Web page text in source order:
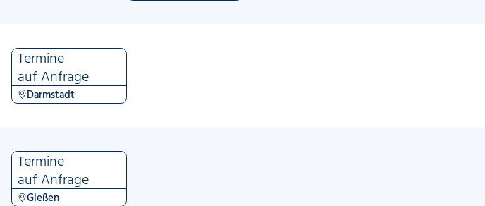
Termine
auf Anfrage
Darmstadt
Termine
auf Anfrage
Gießen